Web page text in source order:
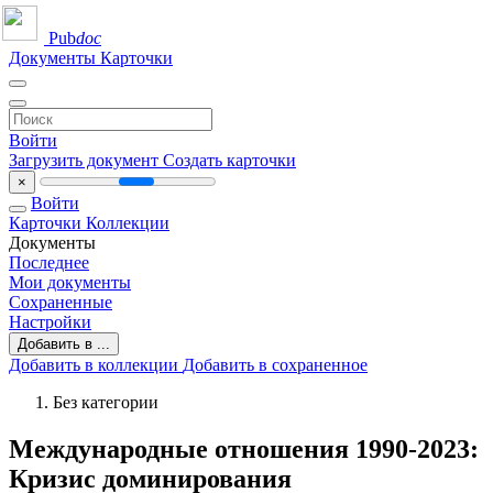
Pubdoc
Документы Карточки
Войти
Загрузить документ Создать карточки
×
Войти
Карточки Коллекции
Документы
Последнее
Мои документы
Сохраненные
Настройки
Добавить в ...
Добавить в коллекции Добавить в сохраненное
Без категории
Международные отношения 1990-2023:
Кризис доминирования